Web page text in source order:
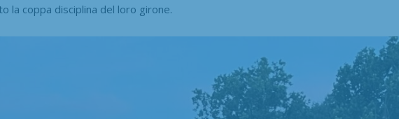
la coppa disciplina del loro girone.